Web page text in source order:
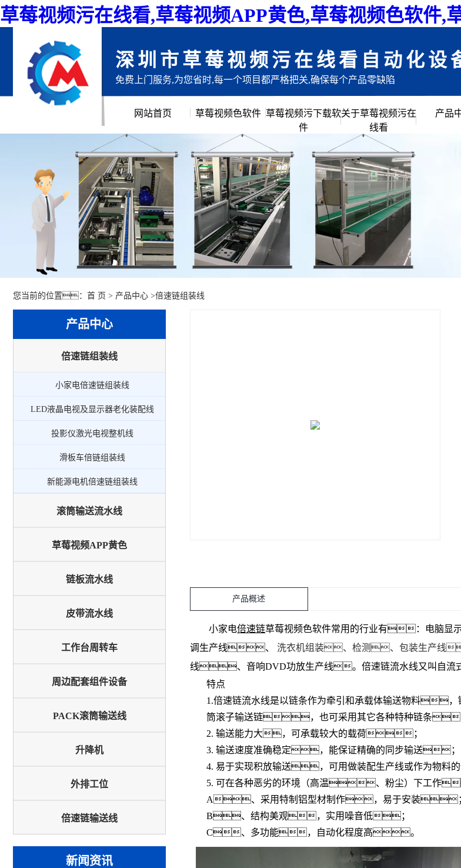
草莓视频污在线看,草莓视频APP黄色,草莓视频色软件,
深圳市草莓视频污在线看自动化设
免费上门服务,为您省时,每一个项目都严格把关,确保每个产品零缺陷
网站首页 草莓视频色软件 草莓视频污下载软
件
关于草莓视频污在
线看
公司简介
企业文化
创始人说
公司环境
产品
LED液晶电
新能源
倍
您当前的位置： 首 页 > 产品中心 >倍速链组装线
产品中心
倍速链组装线
小家电倍速链组装线
LED液晶电视及显示器老化装配线
投影仪激光电视整机线
滑板车倍链组装线
新能源电机倍速链组装线
滚筒输送流水线
草莓视频APP黄色
链板流水线
皮带流水线
工作台周转车
周边配套组件设备
PACK滚筒输送线
升降机
外排工位
倍速链输送线
新闻资讯
产品概述
小家电倍速链草莓视频色软件常用的行业有：电脑显
调生产线、
洗衣机组装、检测、包装生产线
线、音响DVD功放生产线。倍速链流水线又叫自流
特点
1.倍速链流水线是以链条作为牵引和承载体输送物料，
筒滚子输送链，也可采用其它各种特种链条
2. 输送能力大，可承载较大的载荷；
3. 输送速度准确稳定，能保证精确的同步输送；
4. 易于实现积放输送，可用做装配生产线或作为物
5. 可在各种恶劣的环境（高温、粉尘）下工作
A、采用特制铝型材制作，易于安装
B、结构美观，实用噪音低；
C、多功能，自动化程度高。